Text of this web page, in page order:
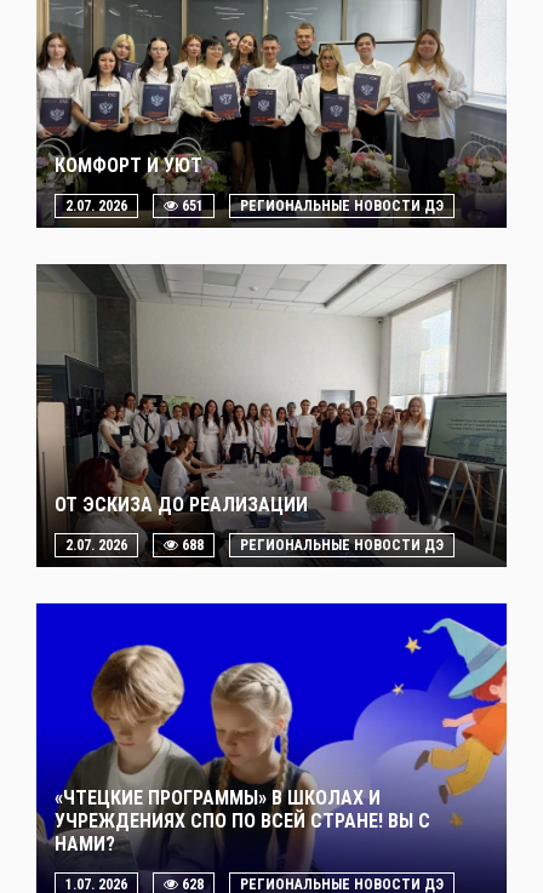
КОМФОРТ И УЮТ
2.07. 2026 651 РЕГИОНАЛЬНЫЕ НОВОСТИ ДЭ
ОТ ЭСКИЗА ДО РЕАЛИЗАЦИИ
2.07. 2026 688 РЕГИОНАЛЬНЫЕ НОВОСТИ ДЭ
«ЧТЕЦКИЕ ПРОГРАММЫ» В ШКОЛАХ И
УЧРЕЖДЕНИЯХ СПО ПО ВСЕЙ СТРАНЕ! ВЫ С
НАМИ?
1.07. 2026 628 РЕГИОНАЛЬНЫЕ НОВОСТИ ДЭ